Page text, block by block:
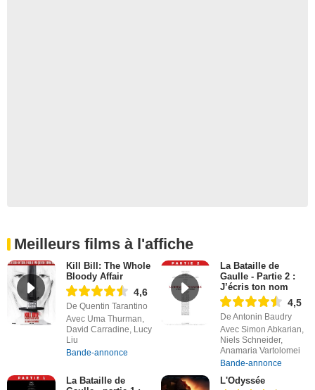
Meilleurs films à l'affiche
Kill Bill: The Whole
Bloody Affair
4,6
De Quentin Tarantino
Avec Uma Thurman,
David Carradine, Lucy
Liu
Bande-annonce
La Bataille de
Gaulle - Partie 2 :
J’écris ton nom
4,5
De Antonin Baudry
Avec Simon Abkarian,
Niels Schneider,
Anamaria Vartolomei
Bande-annonce
La Bataille de
L'Odyssée